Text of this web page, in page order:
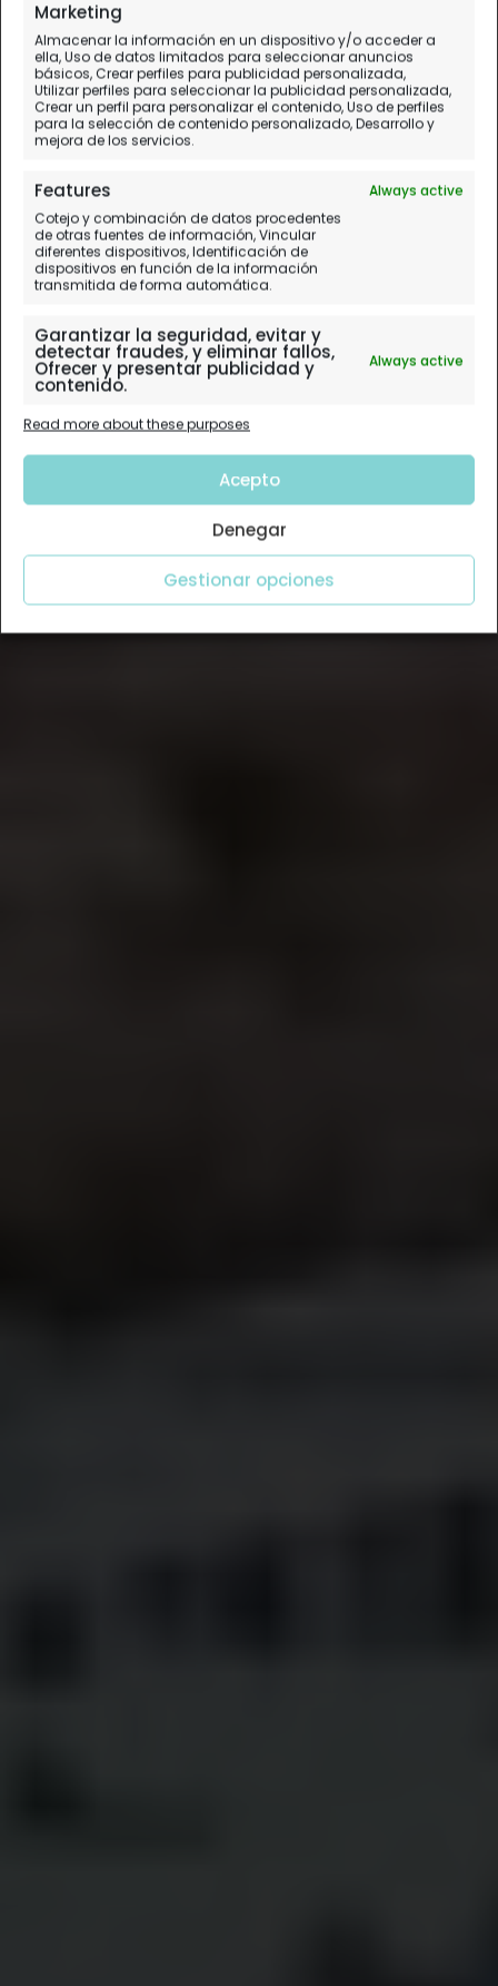
Marketing
Almacenar la información en un dispositivo y/o acceder a
ella, Uso de datos limitados para seleccionar anuncios
básicos, Crear perfiles para publicidad personalizada,
Utilizar perfiles para seleccionar la publicidad personalizada,
Crear un perfil para personalizar el contenido, Uso de perfiles
para la selección de contenido personalizado, Desarrollo y
mejora de los servicios.
Features
Always active
Cotejo y combinación de datos procedentes
de otras fuentes de información, Vincular
diferentes dispositivos, Identificación de
dispositivos en función de la información
transmitida de forma automática.
Garantizar la seguridad, evitar y
detectar fraudes, y eliminar fallos,
Ofrecer y presentar publicidad y
contenido.
Always active
Read more about these purposes
Acepto
Denegar
Gestionar opciones